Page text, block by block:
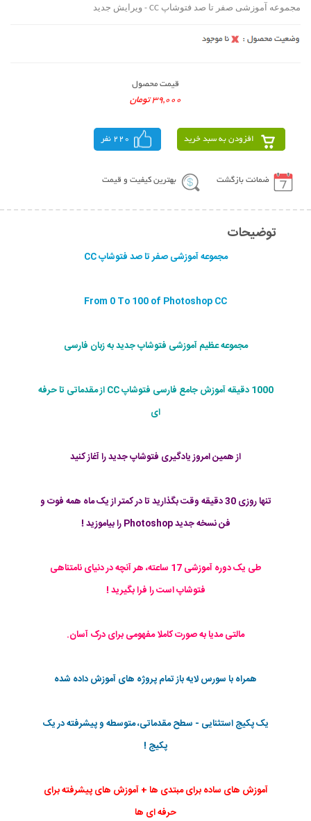
مجموعه آموزشی صفر تا صد فتوشاپ CC - ویرایش جدید
قیمت محصول
39,000 تومان
افزودن به سبد خرید 220 نفر
ضمانت بازگشت بهترین کیفیت و قیمت
توضیحات
مجموعه آموزشی صفر تا صد فتوشاپ CC
From 0 To 100 of Photoshop CC
مجموعه عظیم آموزشی فتوشاپ جدید به زبان فارسی
1000 دقیقه آموزش جامع فارسی فتوشاپ CC از مقدماتی تا حرفه
ای
از همین امروز یادگیری فتوشاپ جدید را آغاز کنید
تنها روزی 30 دقیقه وقت بگذارید تا در کمتر از یک ماه همه فوت و
فن نسخه جدید Photoshop را بیاموزید !
طی یک دوره آموزشی 17 ساعته، هر آنچه در دنیای نامتناهی
فتوشاپ است را فرا بگیرید !
مالتی مدیا به صورت کاملا مفهومی برای درک آسان.
همراه با سورس لایه باز تمام پروژه های آموزش داده شده
یک پکیج استثنایی - سطح مقدماتی، متوسطه و پیشرفته در یک
پکیج !
آموزش های ساده برای مبتدی ها + آموزش های پیشرفته برای
حرفه ای ها